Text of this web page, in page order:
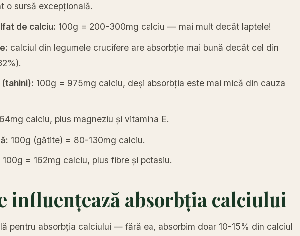
o sursă excepțională.
de calciu: 100g = 200-300mg calciu — mai mult decât laptele!
calciul din legumele crucifere are absorbție mai bună decât cel din
(tahini): 100g = 975mg calciu, deși absorbția este mai mică din cauza
calciu, plus magneziu și vitamina E.
100g (gătite) = 80-130mg calciu.
100g = 162mg calciu, plus fibre și potasiu.
influențează absorbția calciului
pentru absorbția calciului — fără ea, absorbim doar 10-15% din calciul